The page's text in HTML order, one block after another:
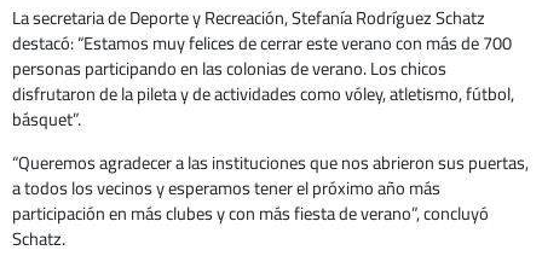
La secretaria de Deporte y Recreación, Stefanía Rodríguez Schatz
destacó: “Estamos muy felices de cerrar este verano con más de 700
personas participando en las colonias de verano. Los chicos
disfrutaron de la pileta y de actividades como vóley, atletismo, fútbol,
básquet”.
“Queremos agradecer a las instituciones que nos abrieron sus puertas,
a todos los vecinos y esperamos tener el próximo año más
participación en más clubes y con más fiesta de verano”, concluyó
Schatz.